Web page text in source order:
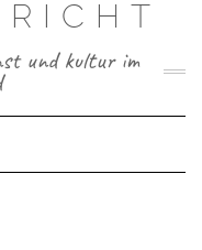
und kultur im